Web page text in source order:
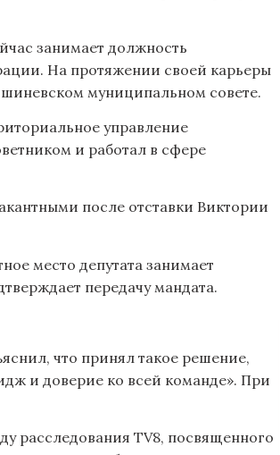
занимает должность
На протяжении своей карьеры
муниципальном совете.
управление
и работал в сфере
после отставки Виктории
место депутата занимает
передачу мандата.
что принял такое решение,
и доверие ко всей команде». При
расследования TV8, посвященного